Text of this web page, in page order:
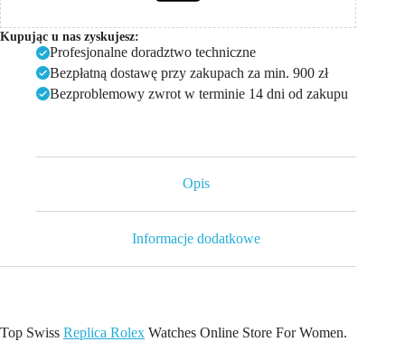
Kupując u nas zyskujesz:
Profesjonalne doradztwo techniczne
Bezpłatną dostawę przy zakupach za min. 900 zł
Bezproblemowy zwrot w terminie 14 dni od zakupu
Opis
Informacje dodatkowe
Top Swiss Replica Rolex Watches Online Store For Women.